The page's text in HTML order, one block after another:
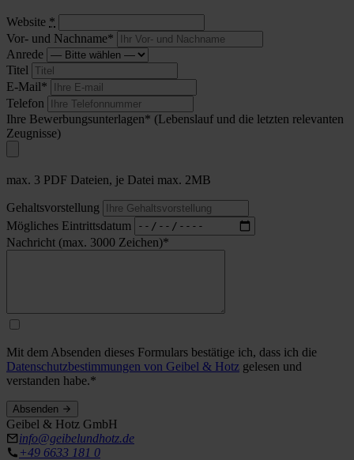
Website *
Vor- und Nachname*
Anrede
Titel
E-Mail*
Telefon
Ihre Bewerbungsunterlagen* (Lebenslauf und die letzten relevanten
Zeugnisse)
max. 3 PDF Dateien, je Datei max. 2MB
Gehaltsvorstellung
Mögliches Eintrittsdatum
Nachricht (max. 3000 Zeichen)*
Mit dem Absenden dieses Formulars bestätige ich, dass ich die
Datenschutzbestimmungen von Geibel & Hotz gelesen und
verstanden habe.*
Absenden
Geibel & Hotz GmbH
info@geibelundhotz.de
+49 6633 181 0